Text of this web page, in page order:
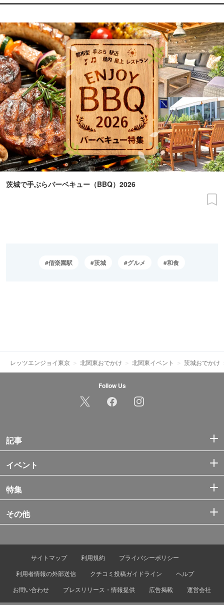
茨城で手ぶらバーベキュー（BBQ）2026
偕楽園駅 茨城 グルメ 和食
レッツエンジョイ東京 北関東おでかけ 北関東イベント 茨城おでかけ
Follow Us
記事
イベント
特集
その他
サイトマップ 利用規約
プライバシーポリシー
利用者情報の外部送信
クチコミ投稿ガイドライン
ヘルプ
お問い合わせ
プレスリリース・情報提供 広告掲載 運営会社